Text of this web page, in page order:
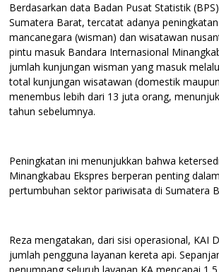
Berdasarkan data Badan Pusat Statistik
Sumatera Barat, tercatat adanya
mancanegara (wisman) dan wisatawan
pintu masuk Bandara Internasional
jumlah kunjungan wisman yang masuk
total kunjungan wisatawan (domestik
menembus lebih dari 13 juta orang,
tahun sebelumnya.
Peningkatan ini menunjukkan bahwa
Minangkabau Ekspres berperan penting
pertumbuhan sektor pariwisata di Sumatera
Reza mengatakan, dari sisi operasional, KAI
jumlah pengguna layanan kereta api.